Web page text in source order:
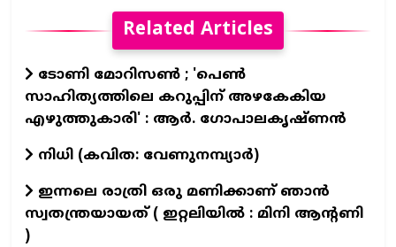
Related Articles
ടോണി മോറിസൺ ; 'പെൺ
സാഹിത്യത്തിലെ കറുപ്പിന് അഴകേകിയ
എഴുത്തുകാരി' : ആർ. ഗോപാലകൃഷ്ണൻ
നിധി (കവിത: വേണുനമ്പ്യാർ)
ഇന്നലെ രാത്രി ഒരു മണിക്കാണ് ഞാൻ
സ്വതന്ത്രയായത് ( ഇറ്റലിയിൽ : മിനി ആന്റണി
)